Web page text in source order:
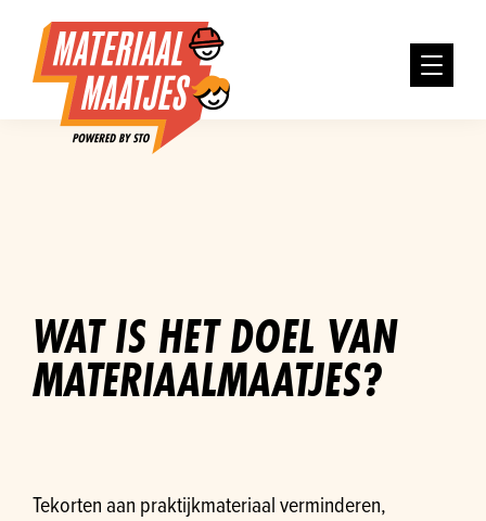
WAT IS HET DOEL VAN
MATERIAALMAATJES?
Tekorten aan praktijkmateriaal verminderen,